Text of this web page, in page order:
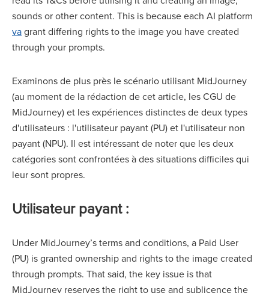
sounds or other content. This is because each AI platform
vagrant differing rights to the image you have created
through your prompts.
Examinons de plus près le scénario utilisant MidJourney
(au moment de la rédaction de cet article, les CGU de
MidJourney) et les expériences distinctes de deux types
d'utilisateurs : l'utilisateur payant (PU) et l'utilisateur non
payant (NPU). Il est intéressant de noter que les deux
catégories sont confrontées à des situations difficiles qui
leur sont propres.
Utilisateur payant :
Under MidJourney’s terms and conditions, a Paid User
(PU) is granted ownership and rights to the image created
through prompts. That said, the key issue is that
MidJourney reserves the right to use and sublicence the